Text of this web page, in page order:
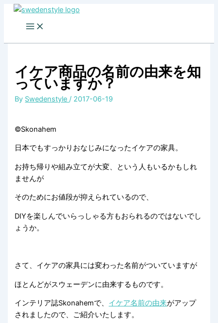
Skip
イケア商品の名前の由来を知
っていますか？
By Swedenstyle / 2017-06-19
©Skonahem
日本でもすっかりおなじみになったイケアの家具。
お持ち帰りや組み立てが大変、という人もいるかもしれ
ませんが
そのためにお値段が抑えられているので、
DIYを楽しんでいらっしゃる方もおられるのではないでし
ょうか。
さて、イケアの家具には変わった名前がついていますが
ほとんどがスウェーデンに由来するものです。
インテリア誌Skonahemで、 イケア名前の由来がアップ
されましたので、ご紹介いたします。